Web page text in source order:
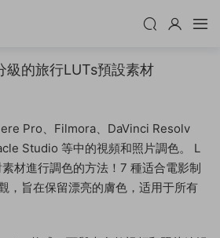
級的旅行LUTs預設素材
Pro、Filmora、DaVinci Resolv
Studio 等中的視頻和照片調色。 L
材進行調色的方法！7 種适合電影制
，旨在保留漂亮的膚色，适用于所有